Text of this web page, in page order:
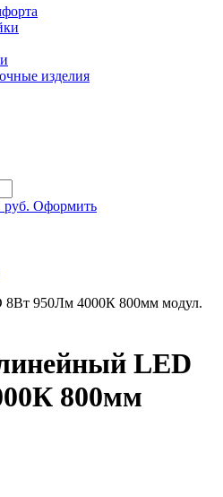
изделия
руб. Оформить
950Лм 4000К 800мм модул.
LED
800мм